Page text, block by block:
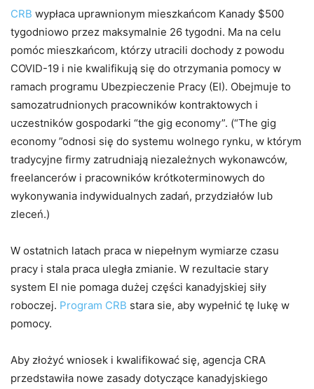
CRB wypłaca uprawnionym mieszkańcom Kanady $500
tygodniowo przez maksymalnie 26 tygodni. Ma na celu
pomóc mieszkańcom, którzy utracili dochody z powodu
COVID-19 i nie kwalifikują się do otrzymania pomocy w
ramach programu Ubezpieczenie Pracy (EI). Obejmuje to
samozatrudnionych pracowników kontraktowych i
uczestników gospodarki “the gig economy”. (“The gig
economy ”odnosi się do systemu wolnego rynku, w którym
tradycyjne firmy zatrudniają niezależnych wykonawców,
freelancerów i pracowników krótkoterminowych do
wykonywania indywidualnych zadań, przydziałów lub
zleceń.)
W ostatnich latach praca w niepełnym wymiarze czasu
pracy i stala praca uległa zmianie. W rezultacie stary
system EI nie pomaga dużej części kanadyjskiej siły
roboczej. Program CRB stara sie, aby wypełnić tę lukę w
pomocy.
Aby złożyć wniosek i kwalifikować się, agencja CRA
przedstawiła nowe zasady dotyczące kanadyjskiego